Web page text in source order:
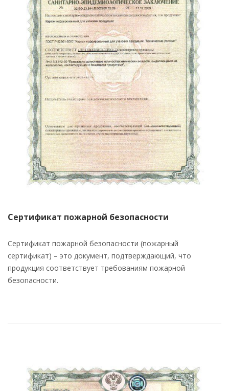
Сертификат пожарной безопасности
Сертификат пожарной безопасности (пожарный
сертификат) – это документ, подтверждающий, что
продукция соответствует требованиям пожарной
безопасности.